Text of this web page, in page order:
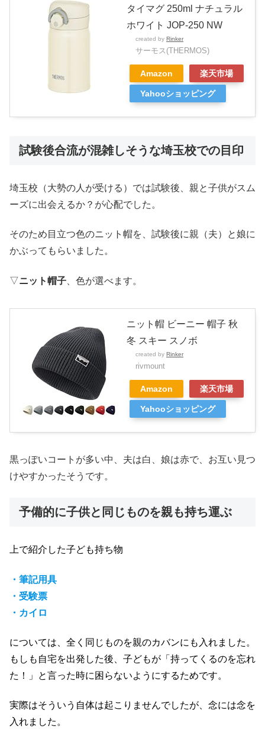
タイマグ 250ml ナチュラル
ホワイト JOP-250 NW
created by Rinker
サーモス(THERMOS)
Amazon 楽天市場
Yahooショッピング
試験後合流が混雑しそうな埼玉校での目印
埼玉校（大勢の人が受ける）では試験後、親と子供がスム
ーズに出会えるか？が心配でした。
そのため目立つ色のニット帽を、試験後に親（夫）と娘に
かぶってもらいました。
▽ニット帽子 、色が選べます。
ニット帽 ビーニー 帽子 秋
冬 スキー スノボ
created by Rinker
rivmount
Amazon 楽天市場
Yahooショッピング
黒っぽいコートが多い中、夫は白、娘は赤で、お互い見つ
けやすかったそうです。
予備的に子供と同じものを親も持ち運ぶ
上で紹介した子ども持ち物
・筆記用具
・受験票
・カイロ
については、全く同じものを親のカバンにも入れました。
もしも自宅を出発した後、子どもが「持ってくるのを忘れ
た！」と言った時に困らないようにするためです。
実際はそういう自体は起こりませんでしたが、念には念を
入れました。